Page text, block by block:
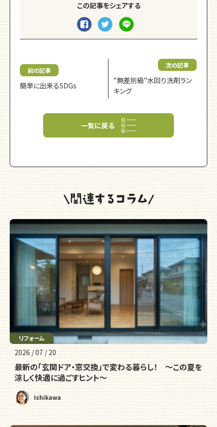
この記事をシェアする
前の記事
簡単に出来るSDGs
次の記事
”無差別級”水回り洗剤ラン
キング
一覧に戻る
リフォーム
2026 / 07 / 20
最新の「玄関ドア・窓交換」で変わる暮らし！ ～この夏を
涼しく快適に過ごすヒント～
Ishikawa